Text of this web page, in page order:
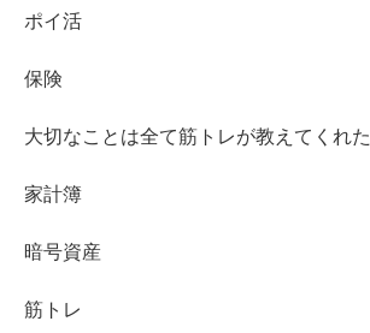
ポイ活
保険
大切なことは全て筋トレが教えてくれた
家計簿
暗号資産
筋トレ